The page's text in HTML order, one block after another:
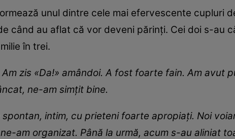
unul dintre cele mai efervescente cupluri
când au aflat că vor deveni părinți. Cei doi s-au
în trei.
zis «Da!» amândoi. A fost foarte fain. Am avut
ne-am simțit bine.
intim, cu prieteni foarte apropiați. Noi
am organizat. Până la urmă, acum s-au aliniat